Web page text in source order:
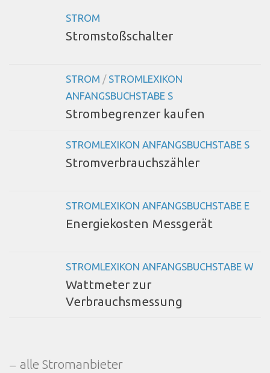
STROM
Stromstoßschalter
STROM / STROMLEXIKON
ANFANGSBUCHSTABE S
Strombegrenzer kaufen
STROMLEXIKON ANFANGSBUCHSTABE S
Stromverbrauchszähler
STROMLEXIKON ANFANGSBUCHSTABE E
Energiekosten Messgerät
STROMLEXIKON ANFANGSBUCHSTABE W
Wattmeter zur
Verbrauchsmessung
alle Stromanbieter